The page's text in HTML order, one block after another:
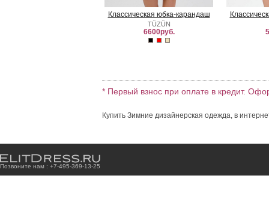
Классическая юбка-карандаш
TÜZÜN
6600руб.
* Первый взнос при оплате в кредит.
Купить Зимние дизайнерская одежда, в
Позвоните нам : +7-495-369-13-25